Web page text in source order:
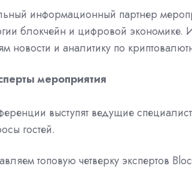
информационный партнер
блокчейн и цифровой
новости и аналитику по
мероприятия
выступят ведущие
гостей.
топовую четверку экспертов